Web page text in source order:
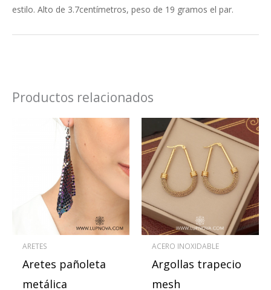
estilo. Alto de 3.7centímetros, peso de 19 gramos el par.
Productos relacionados
ARETES
Aretes pañoleta
metálica
producto
múltiples
variantes.
Las
opciones
se
ACERO INOXIDABLE
Argollas trapecio
mesh